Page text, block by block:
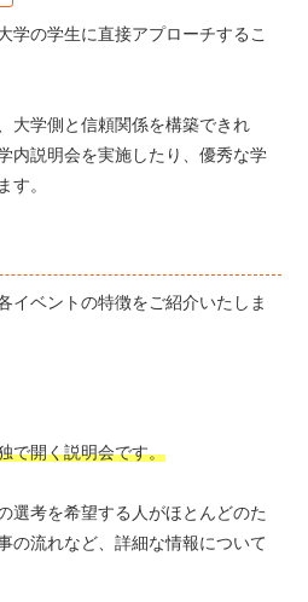
学の学生に直接アプローチするこ
大学側と信頼関係を構築できれ
内説明会を実施したり、優秀な学
す。
イベントの特徴をご紹介いたしま
で開く説明会です。
選考を希望する人がほとんどのた
の流れなど、詳細な情報について